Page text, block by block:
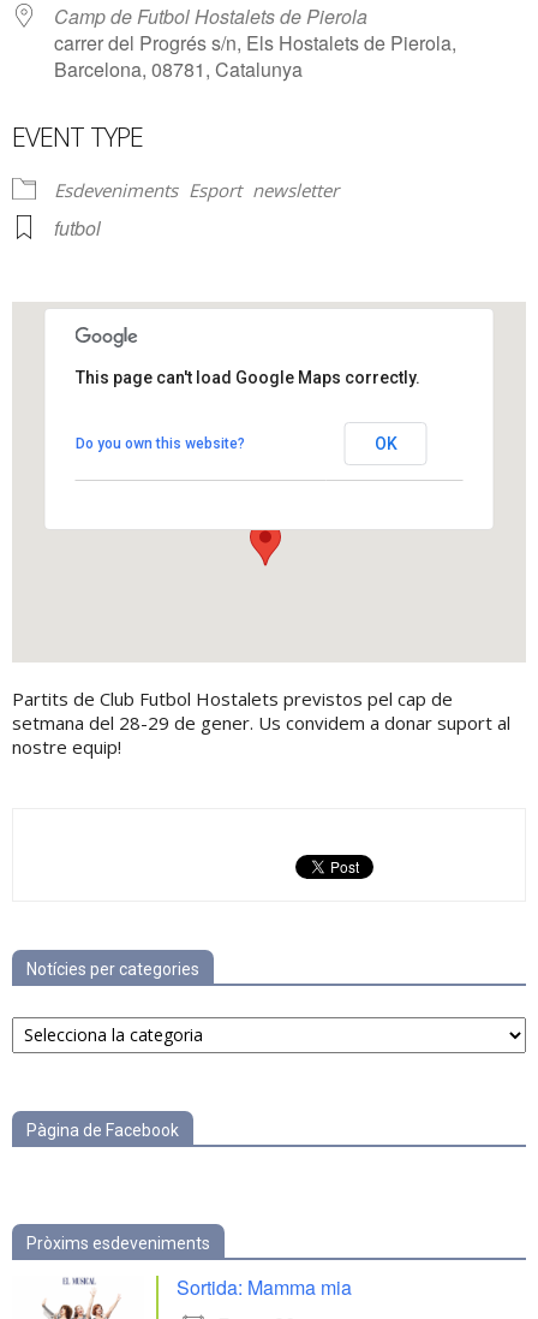
Camp de Futbol Hostalets de Pierola
carrer del Progrés s/n, Els Hostalets de Pierola,
Barcelona, 08781, Catalunya
EVENT TYPE
Esdeveniments Esport newsletter
futbol
Pierola
carrer del Progrés s/n - Els Hostalets de Pierola
View Events
This page can't load Google Maps correctly.
Do you own this website? OK
Partits de Club Futbol Hostalets previstos pel cap de
setmana del 28-29 de gener. Us convidem a donar suport al
nostre equip!
Notícies per categories
Notícies
per
Pàgina de Facebook
Pròxims esdeveniments
Sortida: Mamma mia